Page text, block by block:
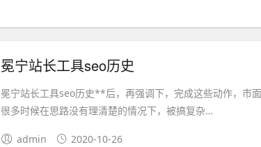
冕宁站长工具seo历史
冕宁站长工具seo历史**后，再强调下，完成这些动作，市
很多时候在思路没有理清楚的情况下，被搞复杂…
admin 2020-10-26